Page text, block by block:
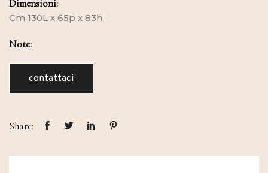
Dimensioni:
Cm 130L x 65p x 83h
Note:
contattaci
Share: